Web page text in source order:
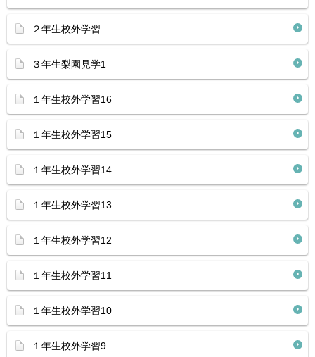
２年生校外学習
３年生梨園見学1
１年生校外学習16
１年生校外学習15
１年生校外学習14
１年生校外学習13
１年生校外学習12
１年生校外学習11
１年生校外学習10
１年生校外学習9